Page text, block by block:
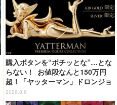
購入ボタンを“ポチッとな”…とな
らない！ お値段なんと150万円
超！「ヤッターマン」ドロンジョ
様が黄金の輝きをまといミニフィ
ギュア化 ヤッターワン&おだてブ
2026.8.6